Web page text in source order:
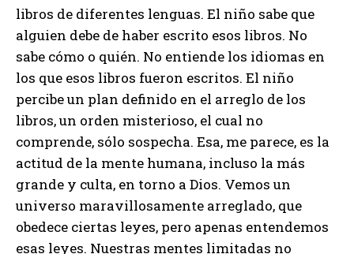
libros de diferentes lenguas. El niño sabe que
alguien debe de haber escrito esos libros. No
sabe cómo o quién. No entiende los idiomas en
los que esos libros fueron escritos. El niño
percibe un plan definido en el arreglo de los
libros, un orden misterioso, el cual no
comprende, sólo sospecha. Esa, me parece, es la
actitud de la mente humana, incluso la más
grande y culta, en torno a Dios. Vemos un
universo maravillosamente arreglado, que
obedece ciertas leyes, pero apenas entendemos
esas leyes. Nuestras mentes limitadas no